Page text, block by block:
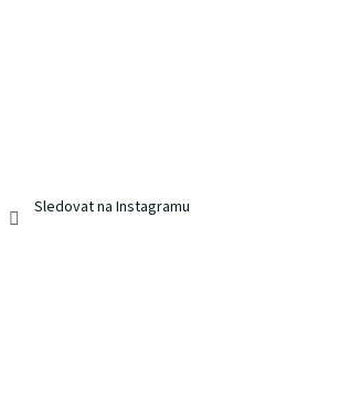
Sledovat na Instagramu